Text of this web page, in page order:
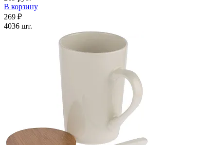
В корзину
269 ₽
4036 шт.